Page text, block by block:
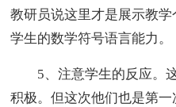
教研员说这里才是展示教
学生的数学符号语言能力。
5、注意学生的反应。这
积极。但这次他们也是第一